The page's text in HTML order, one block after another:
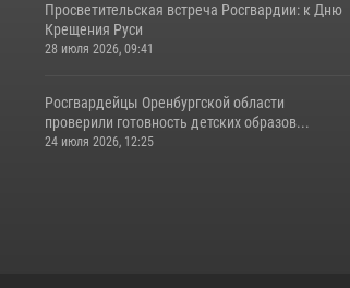
Просветительская встреча Росгвардии: к Дню
Крещения Руси
28 июля 2026, 09:41
Росгвардейцы Оренбургской области
проверили готовность детских образов...
24 июля 2026, 12:25